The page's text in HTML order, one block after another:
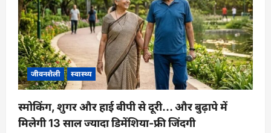
जीवनशैली स्वास्थ्य
स्मोकिंग, शुगर और हाई बीपी से दूरी… और बुढ़ापे में
मिलेगी 13 साल ज्यादा डिमेंशिया-फ्री जिंदगी